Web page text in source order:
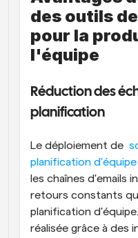
des outils
pour la
l'équipe
Réduction des
planification
Le déploiement de
planification d'équipe
les chaînes d'emails
retours constants
planification
réalisée grâce à des